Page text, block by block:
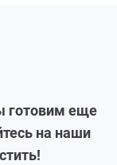
готовим еще
на наши